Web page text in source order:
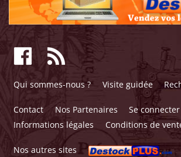
Qui sommes-nous ? Visite guidée
Contact Nos Partenaires Se connecter
Informations légales
Conditions de
Nos autres sites